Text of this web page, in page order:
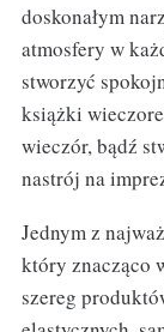
doskonałym
atmosfery w
stworzyć
książki
wieczór, bądź
nastrój na
Jednym z
który znacząco
szereg